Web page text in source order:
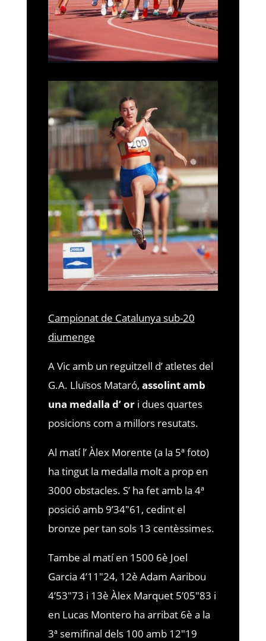
Campionat de Catalunya sub-20
diumenge
A Vic amb un reguitzell d’ atletes del
G.A. Lluïsos Mataró, assolint amb
una medalla d’ ori dues quartes
posicions com a millors resutats.
Al matí l’ Àlex Morente (a la 5ª foto)
ha tingut la medalla molt a prop en
3000 obstacles. S’ ha fet amb la 4ª
posició amb 9’34″61, cedint el
bronze per tan sols 13 centèssimes.
Tambe al matí en 1500 6è Joel
Garcia 4’11″24, 12è Adam Aaribou
4’53″73 i 13è Àlex Marquet 5’05″83 i
en Lucas Montero ha arribat 6è a la
3ª semifinal dels 100 amb 12″19